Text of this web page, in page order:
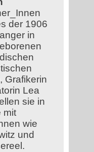
der 1906
in
Grafikerin
Lea
sie in
mit
wie
und